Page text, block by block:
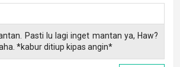
Pasti lu lagi inget mantan ya, Haw?
*kabur ditiup kipas angin*